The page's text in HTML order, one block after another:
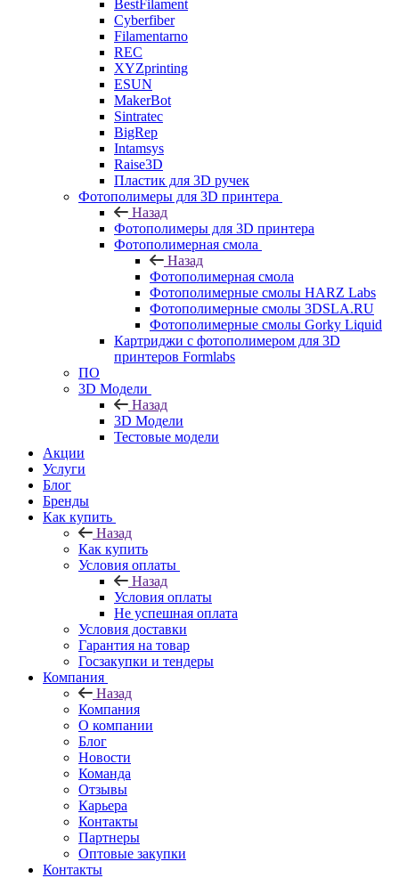
BestFilament
Cyberfiber
Filamentarno
REC
XYZprinting
ESUN
MakerBot
Sintratec
BigRep
Intamsys
Raise3D
Пластик для 3D ручек
Фотополимеры для 3D принтера
Назад
Фотополимеры для 3D принтера
Фотополимерная смола
Назад
Фотополимерная смола
Фотополимерные смолы HARZ Labs
Фотополимерные смолы 3DSLA.RU
Фотополимерные смолы Gorky Liquid
Картриджи с фотополимером для 3D
принтеров Formlabs
ПО
3D Модели
Назад
3D Модели
Тестовые модели
Акции
Услуги
Блог
Бренды
Как купить
Назад
Как купить
Условия оплаты
Назад
Условия оплаты
Не успешная оплата
Условия доставки
Гарантия на товар
Госзакупки и тендеры
Компания
Назад
Компания
О компании
Блог
Новости
Команда
Отзывы
Карьера
Контакты
Партнеры
Оптовые закупки
Контакты